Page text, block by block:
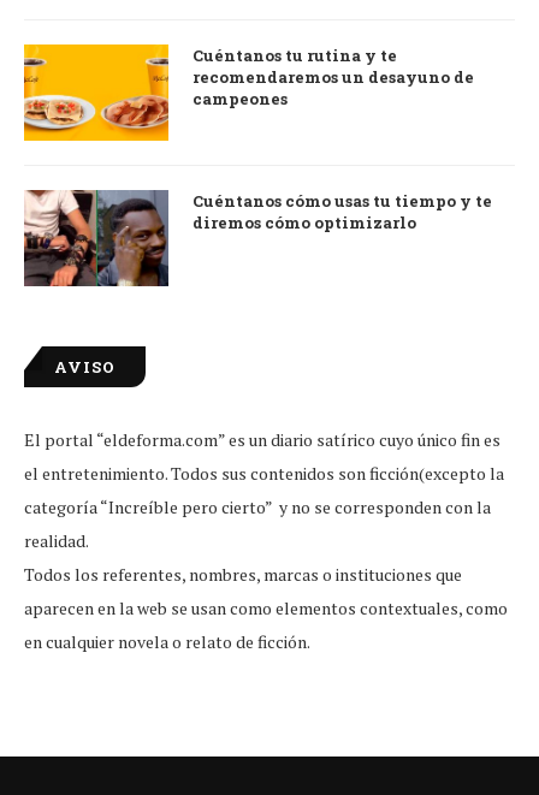
Cuéntanos tu rutina y te
recomendaremos un desayuno de
campeones
Cuéntanos cómo usas tu tiempo y te
diremos cómo optimizarlo
AVISO
El portal “eldeforma.com” es un diario satírico cuyo único fin es
el entretenimiento. Todos sus contenidos son ficción(excepto la
categoría “Increíble pero cierto” y no se corresponden con la
realidad.
Todos los referentes, nombres, marcas o instituciones que
aparecen en la web se usan como elementos contextuales, como
en cualquier novela o relato de ficción.